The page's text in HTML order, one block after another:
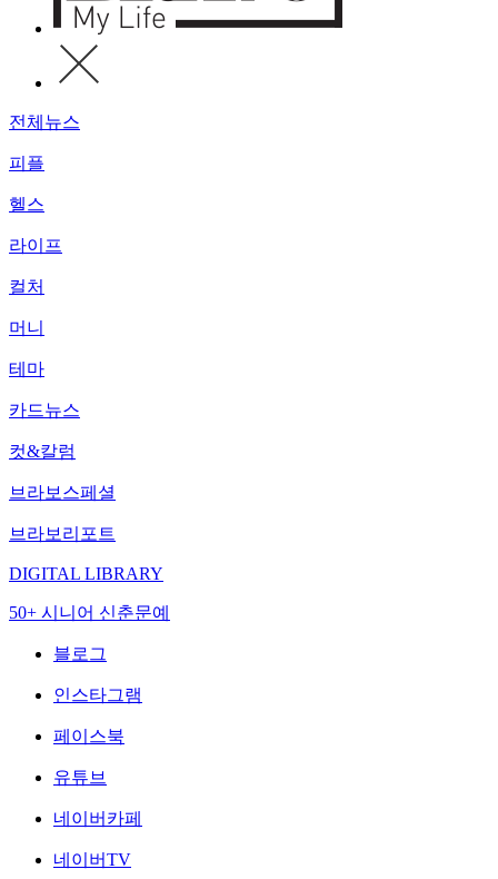
전체뉴스
피플
헬스
라이프
컬처
머니
테마
카드뉴스
컷&칼럼
브라보스페셜
브라보리포트
DIGITAL LIBRARY
50+ 시니어 신춘문예
블로그
인스타그램
페이스북
유튜브
네이버카페
네이버TV